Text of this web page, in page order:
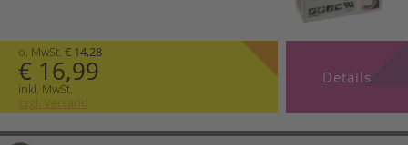
o. MwSt. € 14,28
€ 16,99
inkl. MwSt.
zzgl. Versand
Details